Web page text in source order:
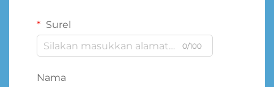
Surel
0/100
Nama